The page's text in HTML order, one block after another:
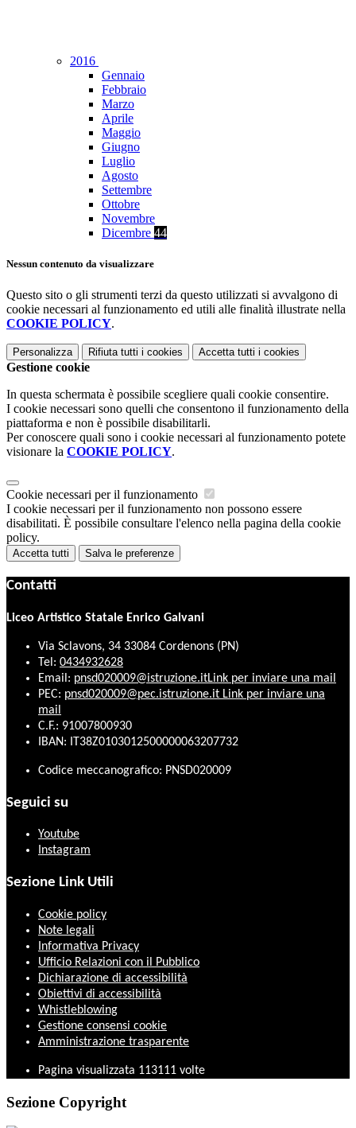
2016
Gennaio
Febbraio
Marzo
Aprile
Maggio
Giugno
Luglio
Agosto
Settembre
Ottobre
Novembre
Dicembre 44
Nessun contenuto da visualizzare
Questo sito o gli strumenti terzi da questo utilizzati si avvalgono di
cookie necessari al funzionamento ed utili alle finalità illustrate nella
COOKIE POLICY.
Personalizza Rifiuta tutti i cookies Accetta tutti i cookies
Gestione cookie
In questa schermata è possibile scegliere quali cookie consentire.
I cookie necessari sono quelli che consentono il funzionamento della
piattaforma e non è possibile disabilitarli.
Per conoscere quali sono i cookie necessari al funzionamento potete
visionare la COOKIE POLICY.
Cookie necessari per il funzionamento
I cookie necessari per il funzionamento non possono essere
disabilitati. È possibile consultare l'elenco nella pagina della cookie
policy.
Accetta tutti Salva le preferenze
Contatti
Liceo Artistico Statale Enrico Galvani
Via Sclavons, 34 33084 Cordenons (PN)
Tel: 0434932628
Email: pnsd020009@istruzione.itLink per inviare una mail
PEC: pnsd020009@pec.istruzione.it Link per inviare una
mail
C.F.: 91007800930
IBAN: IT38Z0103012500000063207732
Codice meccanografico: PNSD020009
Seguici su
Youtube
Instagram
Sezione Link Utili
Cookie policy
Note legali
Informativa Privacy
Ufficio Relazioni con il Pubblico
Dichiarazione di accessibilità
Obiettivi di accessibilità
Whistleblowing
Gestione consensi cookie
Amministrazione trasparente
Pagina visualizzata 113111 volte
Sezione Copyright